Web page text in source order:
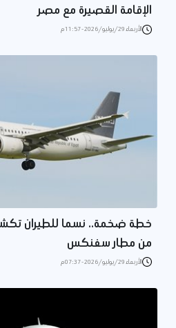
الإقامة القصيرة مع مصر
الأربعاء 29/يوليو/2026 - 11:57 م
خطة ضخمة.. نسما للطيران
من مطار سفنكس
الأربعاء 29/يوليو/2026 - 07:37 م